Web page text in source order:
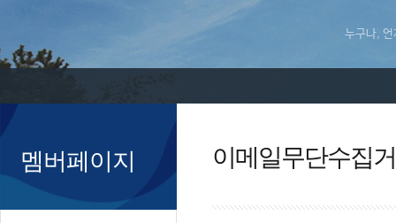
누구나, 언
멤버페이지 이메일무단수집